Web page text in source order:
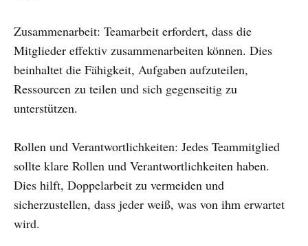
Zusammenarbeit: Teamarbeit erfordert, dass die
Mitglieder effektiv zusammenarbeiten können. Dies
beinhaltet die Fähigkeit, Aufgaben aufzuteilen,
Ressourcen zu teilen und sich gegenseitig zu
unterstützen.
Rollen und Verantwortlichkeiten: Jedes Teammitglied
sollte klare Rollen und Verantwortlichkeiten haben.
Dies hilft, Doppelarbeit zu vermeiden und
sicherzustellen, dass jeder weiß, was von ihm erwartet
wird.